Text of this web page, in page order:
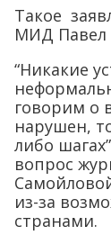
Такое
МИД Павел
“Никакие
говорим о
нарушен,
либо
вопрос
из-за
странами.